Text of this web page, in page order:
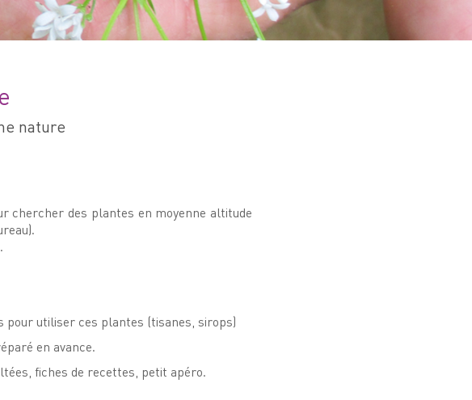
nature
chercher des plantes en moyenne altitude
pour utiliser ces plantes (tisanes, sirops)
en avance.
fiches de recettes, petit apéro.